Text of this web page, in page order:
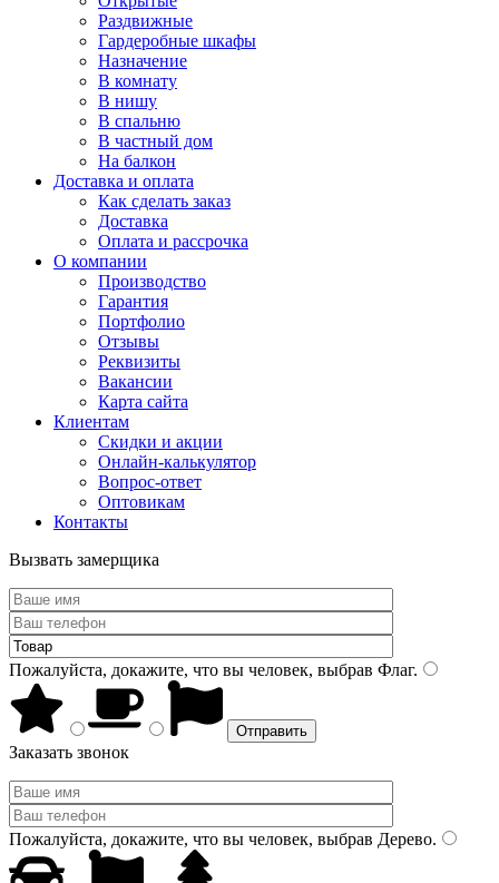
Раздвижные
Гардеробные шкафы
Назначение
В комнату
В нишу
В спальню
В частный дом
На балкон
Доставка и оплата
Как сделать заказ
Доставка
Оплата и рассрочка
О компании
Производство
Гарантия
Портфолио
Отзывы
Реквизиты
Вакансии
Карта сайта
Клиентам
Скидки и акции
Онлайн-калькулятор
Вопрос-ответ
Оптовикам
Контакты
Вызвать замерщика
Пожалуйста, докажите, что вы человек, выбрав Флаг.
Заказать звонок
Пожалуйста, докажите, что вы человек, выбрав Дерево.